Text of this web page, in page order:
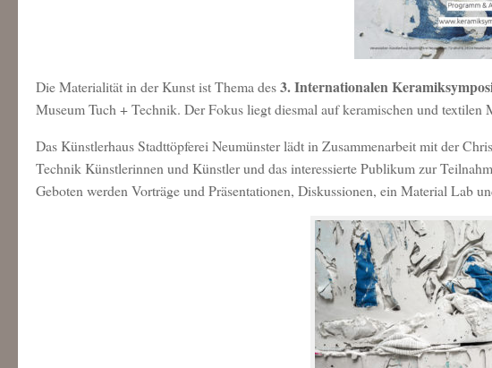
Die Materialität in der Kunst ist Thema des3. Internationalen
Museum Tuch + Technik. Der Fokus liegt diesmal auf keramischen und textilen
Das Künstlerhaus Stadttöpferei Neumünster lädt in Zusammenarbeit mit der
Technik Künstlerinnen und Künstler und das interessierte Publikum zur
Geboten werden Vorträge und Präsentationen, Diskussionen, ein Material Lab